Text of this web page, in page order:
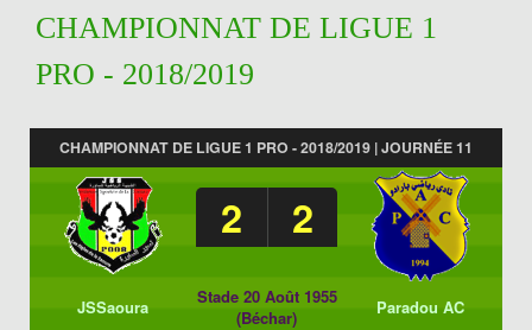
CHAMPIONNAT DE LIGUE 1
PRO - 2018/2019
CHAMPIONNAT DE LIGUE 1 PRO - 2018/2019 | JOURNÉE 11
2 2
JSSaoura
Stade 20 Août 1955
(Béchar)
Paradou AC